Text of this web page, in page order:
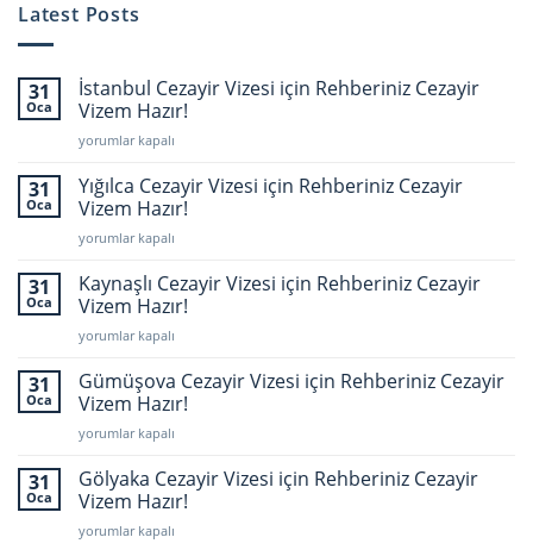
Latest Posts
31
Oca
İstanbul Cezayir Vizesi için Rehberiniz Cezayir
Vizem Hazır!
İstanbul
Vizesi
için
Rehberiniz
Cezayir
Hazır!
için
yorumlar kapalı
31
Oca
Yığılca Cezayir Vizesi için Rehberiniz Cezayir
Vizem Hazır!
Yığılca
Vizesi
için
Rehberiniz
Cezayir
Hazır!
için
yorumlar kapalı
31
Oca
Kaynaşlı Cezayir Vizesi için Rehberiniz Cezayir
Vizem Hazır!
Kaynaşlı
Vizesi
için
Rehberiniz
Cezayir
Hazır!
için
yorumlar kapalı
31
Oca
Gümüşova Cezayir Vizesi için Rehberiniz Cezayir
Vizem Hazır!
Gümüşova
Vizesi
için
Rehberiniz
Cezayir
yorumlar kapalı
31
Oca
Gölyaka Cezayir Vizesi için Rehberiniz Cezayir
Vizem Hazır!
Gölyaka
yorumlar kapalı